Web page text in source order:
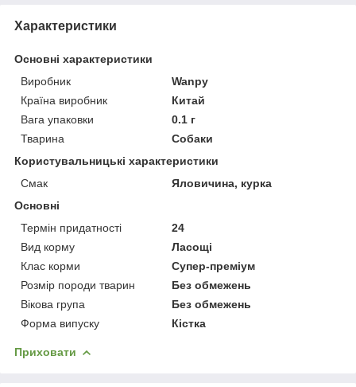
Характеристики
Основні характеристики
Виробник
Wanpy
Країна виробник
Китай
Вага упаковки
0.1 г
Тварина
Собаки
Користувальницькі характеристики
Смак
Яловичина, курка
Основні
Термін придатності
24
Вид корму
Ласощі
Клас корми
Супер-преміум
Розмір породи тварин
Без обмежень
Вікова група
Без обмежень
Форма випуску
Кістка
Приховати